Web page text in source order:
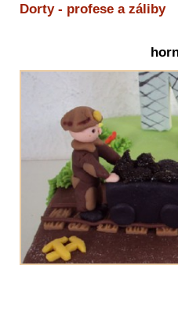
Dorty - profese a záliby